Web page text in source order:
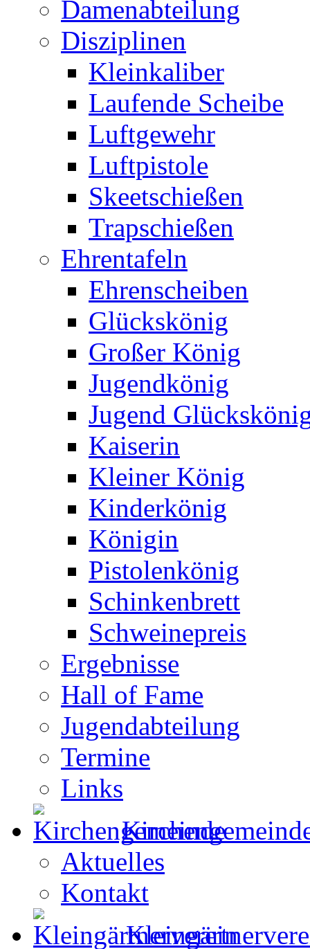
Damenabteilung
Disziplinen
Kleinkaliber
Laufende Scheibe
Luftgewehr
Luftpistole
Skeetschießen
Trapschießen
Ehrentafeln
Ehrenscheiben
Glückskönig
Großer König
Jugendkönig
Jugend
Kaiserin
Kleiner König
Kinderkönig
Königin
Pistolenkönig
Schinkenbrett
Schweinepreis
Ergebnisse
Hall of Fame
Jugendabteilung
Termine
Links
Aktuelles
Kontakt